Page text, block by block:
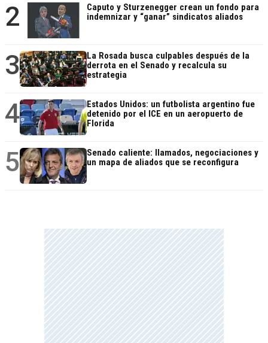
2
Caputo y Sturzenegger crean un fondo para
indemnizar y “ganar” sindicatos aliados
3
La Rosada busca culpables después de la
derrota en el Senado y recalcula su
estrategia
4
Estados Unidos: un futbolista argentino fue
detenido por el ICE en un aeropuerto de
Florida
5
Senado caliente: llamados, negociaciones y
un mapa de aliados que se reconfigura